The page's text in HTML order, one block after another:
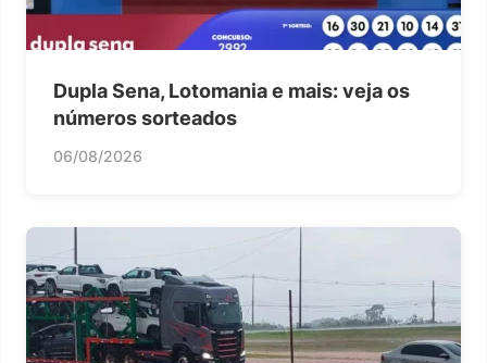
Dupla Sena, Lotomania e mais: veja os
números sorteados
06/08/2026